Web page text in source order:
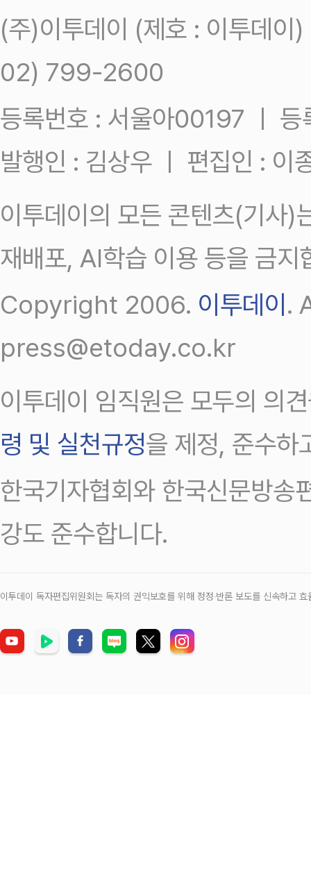
(주)이투데이 (제호 : 이투데
02) 799-2600
등록번호 : 서울아00197 ㅣ
발행인 : 김상우 ㅣ 편집인 : 이
이투데이의 모든 콘텐츠(기사)
재배포, AI학습 이용 등을 금지
Copyright 2006. 이투데이 .
press@etoday.co.kr
이투데이 임직원은 모두의 의
령 및 실천규정을 제정, 준수하
한국기자협회와 한국신문방송
강도 준수합니다.
이투데이 독자편집위원회는 독자의 권익보호를 위해 정정‧반론 보도를 신속하고